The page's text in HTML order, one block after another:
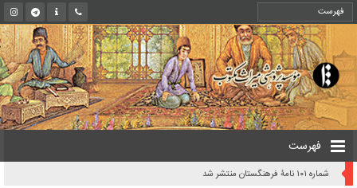
فهرست
شماره ۱۰۱ نامۀ فرهنگستان منتشر شد